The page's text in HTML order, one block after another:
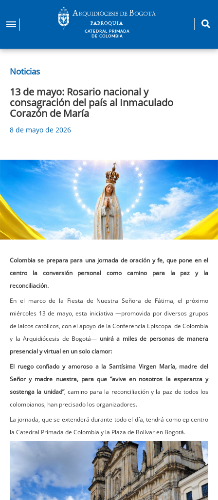
contenido
PARROQUIA
CATEDRAL PRIMADA
DE COLOMBIA
Noticias
13 de mayo: Rosario nacional y
consagración del país al Inmaculado
Corazón de María
8 de mayo de 2026
Colombia se prepara para una jornada de oración y fe, que pone en el
centro la conversión personal como camino para la paz y la
reconciliación.
En el marco de la Fiesta de Nuestra Señora de Fátima, el próximo
miércoles 13 de mayo, esta iniciativa —promovida por diversos grupos
de laicos católicos, con el apoyo de la Conferencia Episcopal de Colombia
y la Arquidiócesis de Bogotá— unirá a miles de personas de manera
presencial y virtual en un solo clamor:
El ruego confiado y amoroso a la Santísima Virgen María, madre del
Señor y madre nuestra, para que “avive en nosotros la esperanza y
sostenga la unidad”, camino para la reconciliación y la paz de todos los
colombianos, han precisado los organizadores.
La jornada, que se extenderá durante todo el día, tendrá como epicentro
la Catedral Primada de Colombia y la Plaza de Bolívar en Bogotá.